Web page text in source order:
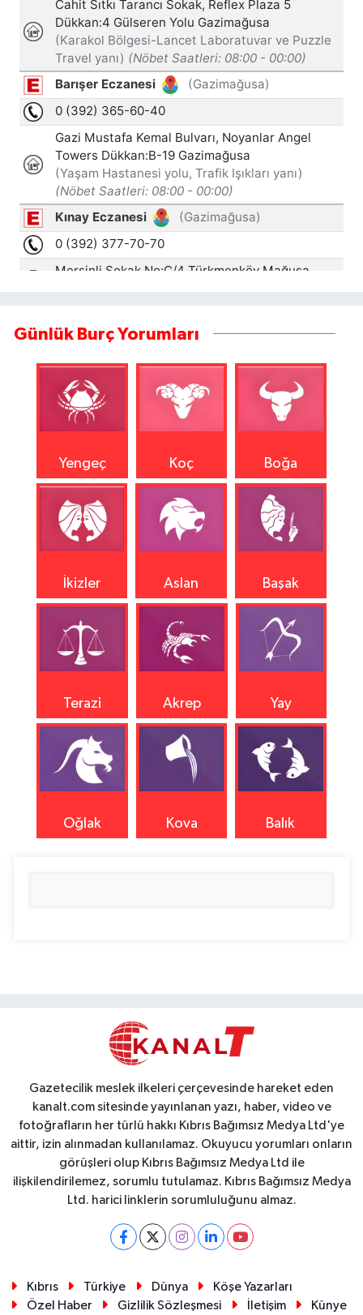
Günlük Burç Yorumları
Yengeç Koç Boğa
İkizler Aslan Başak
Terazi Akrep Yay
Oğlak Kova Balık
Gazetecilik meslek ilkeleri çerçevesinde hareket eden
kanalt.com sitesinde yayınlanan yazı, haber, video ve
fotoğrafların her türlü hakkı Kıbrıs Bağımsız Medya Ltd'ye
aittir, izin alınmadan kullanılamaz. Okuyucu yorumları onların
görüşleri olup Kıbrıs Bağımsız Medya Ltd ile
ilişkilendirilemez, sorumlu tutulamaz. Kıbrıs Bağımsız Medya
Ltd. harici linklerin sorumluluğunu almaz.
Kıbrıs Türkiye Dünya
Köşe Yazarları
Özel Haber
Gizlilik Sözleşmesi İletişim Künye